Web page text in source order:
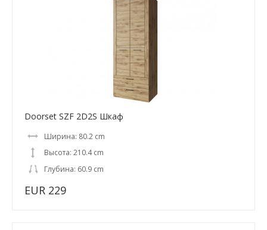
Doorset SZF 2D2S Шкаф
Ширина: 80.2 cm
Высота: 210.4 cm
Глубина: 60.9 cm
EUR 229